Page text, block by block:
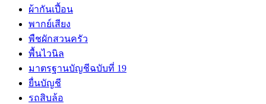
ผ้ากันเปี้อน
พากย์เสียง
พืชผักสวนครัว
พื้นไวนิล
มาตรฐานบัญชีฉบับที่ 19
ยื่นบัญชี
รถสิบล้อ